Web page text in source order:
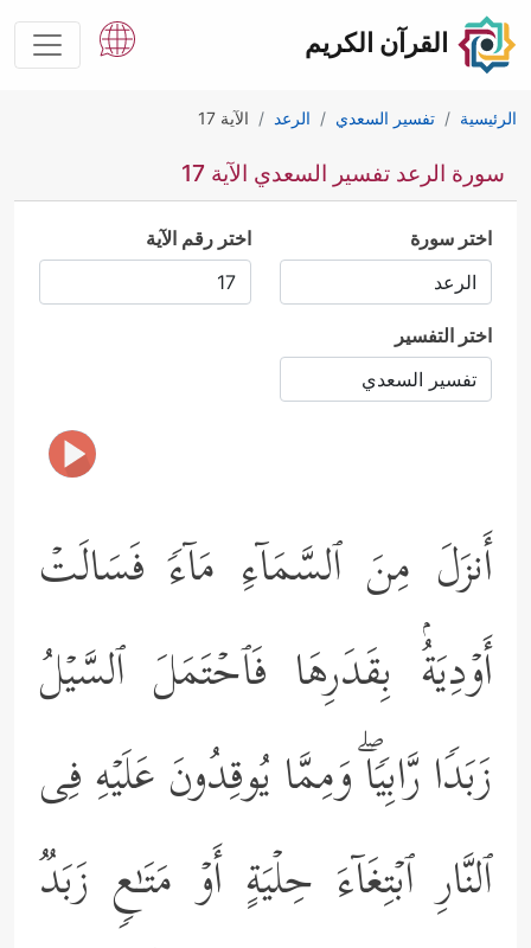
القرآن الكريم
الرئيسية تفسير السعدي الرعد الآية 17
سورة الرعد تفسير السعدي الآية 17
اختر سورة اختر رقم الآية
اختر التفسير
أَنزَلَ مِنَ ٱلسَّمَاۤءِ مَاۤءࣰ فَسَالَتۡ
أَوۡدِیَةُۢ بِقَدَرِهَا فَٱحۡتَمَلَ ٱلسَّیۡلُ
زَبَدࣰا رَّابِیࣰاۖ وَمِمَّا یُوقِدُونَ عَلَیۡهِ فِی
ٱلنَّارِ ٱبۡتِغَاۤءَ حِلۡیَةٍ أَوۡ مَتَـٰعࣲ زَبَدࣱ